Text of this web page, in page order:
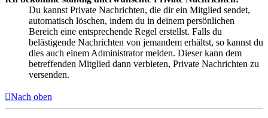
Du kannst Private Nachrichten, die dir ein Mitglied sendet,
automatisch löschen, indem du in deinem persönlichen
Bereich eine entsprechende Regel erstellst. Falls du
belästigende Nachrichten von jemandem erhältst, so kannst du
dies auch einem Administrator melden. Dieser kann dem
betreffenden Mitglied dann verbieten, Private Nachrichten zu
versenden.
Nach oben